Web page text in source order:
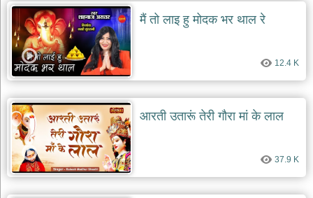
मैं तो लाइ हु मोदक भर थाल रे
12.4 K
आरती उतारूं तेरी गौरा मां के लाल
37.9 K